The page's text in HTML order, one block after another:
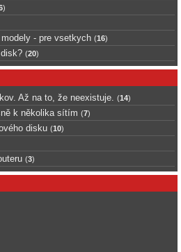
)
- pre vsetkych (16)
(20)
Až na to, že neexistuje. (14)
k několika sítím (7)
disku (10)
(3)